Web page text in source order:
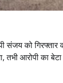
को गिरफ्तार
आरोपी का